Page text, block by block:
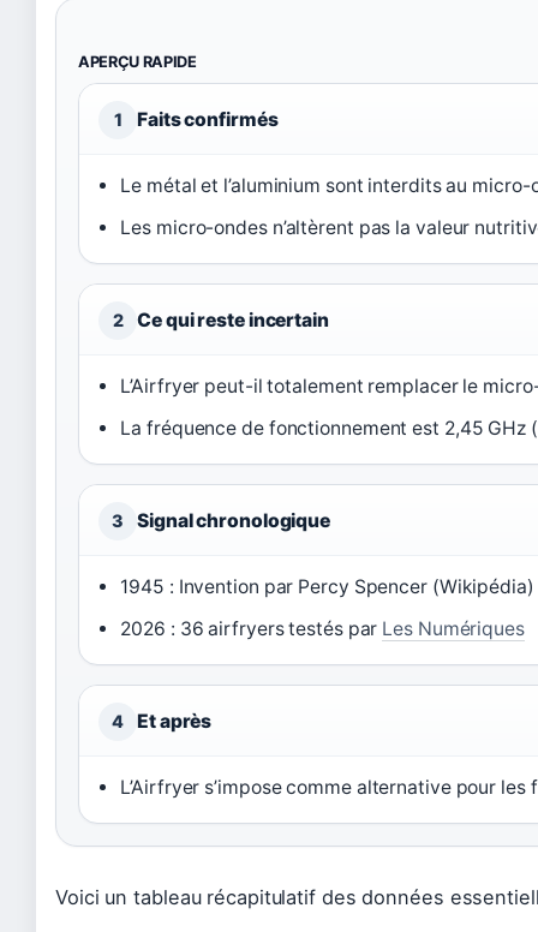
APERÇU RAPIDE
1 Faits confirmés
Le métal et l’aluminium sont interdits au micro-
Les micro-ondes n’altèrent pas la valeur
2 Ce qui reste incertain
L’Airfryer peut-il totalement remplacer le
La fréquence de fonctionnement est 2,45 GHz (
3 Signal chronologique
1945 : Invention par Percy Spencer (Wikipédia)
2026 : 36 airfryers testés par Les Numériques
4 Et après
L’Airfryer s’impose comme alternative pour
Voici un tableau récapitulatif des données